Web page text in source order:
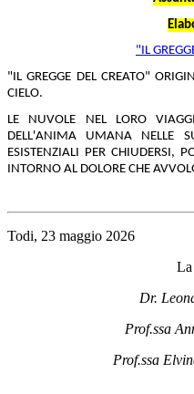
"IL
"IL GREGGE DEL CREATO"
CIELO.
LE NUVOLE NEL LORO
DELL'ANIMA UMANA NELLE
ESISTENZIALI PER CHIUDERSI,
INTORNO AL DOLORE CHE
Todi, 23 maggio 2026
Dr.
Prof.ssa
Prof.ssa